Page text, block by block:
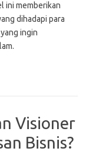
ini memberikan
dihadapi para
ingin
Visioner
Bisnis?